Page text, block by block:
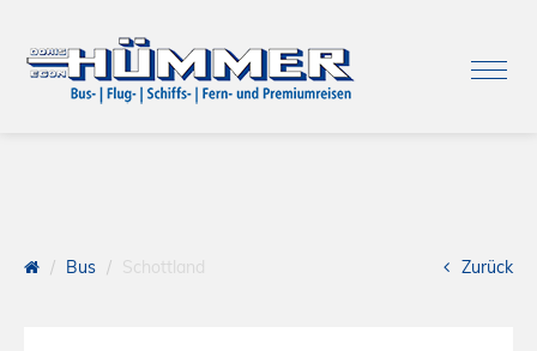
Bus Schottland Zurück